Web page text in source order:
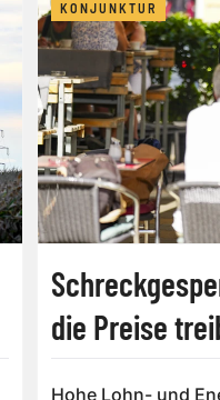
KONJUNKTUR
die Preise
Hohe Lohn- und